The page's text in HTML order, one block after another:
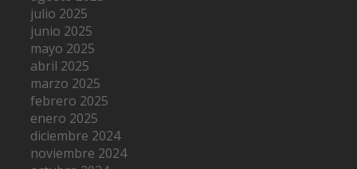
julio 2025
junio 2025
mayo 2025
abril 2025
marzo 2025
febrero 2025
enero 2025
diciembre 2024
noviembre 2024